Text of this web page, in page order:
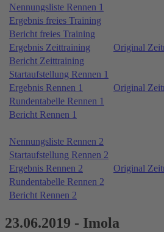
Nennungsliste Rennen 1
Ergebnis freies Training
Bericht freies Training
Ergebnis Zeittraining
Original
Bericht Zeittraining
Startaufstellung Rennen 1
Ergebnis Rennen 1
Original
Rundentabelle Rennen 1
Bericht Rennen 1
Nennungsliste Rennen 2
Startaufstellung Rennen 2
Ergebnis Rennen 2
Original
Rundentabelle Rennen 2
Bericht Rennen 2
23.06.2019 - Imola